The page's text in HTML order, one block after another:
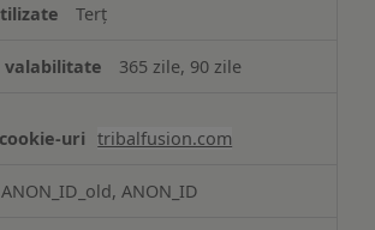
Terț
365 zile, 90 zile
tribalfusion.com
ANON_ID_old, ANON_ID